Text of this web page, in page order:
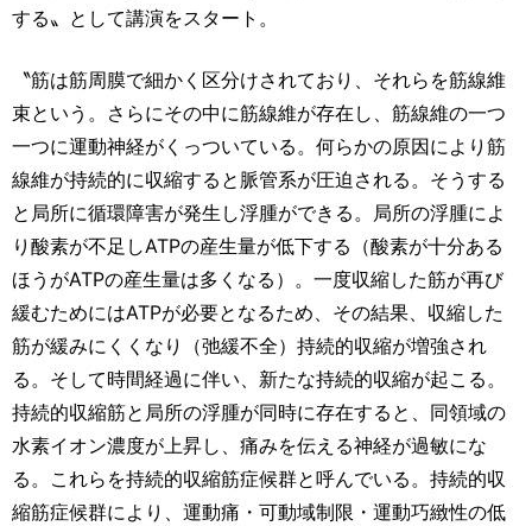
する〟として講演をスタート。
〝筋は筋周膜で細かく区分けされており、それらを筋線維
束という。さらにその中に筋線維が存在し、筋線維の一つ
一つに運動神経がくっついている。何らかの原因により筋
線維が持続的に収縮すると脈管系が圧迫される。そうする
と局所に循環障害が発生し浮腫ができる。局所の浮腫によ
り酸素が不足しATPの産生量が低下する（酸素が十分ある
ほうがATPの産生量は多くなる）。一度収縮した筋が再び
緩むためにはATPが必要となるため、その結果、収縮した
筋が緩みにくくなり（弛緩不全）持続的収縮が増強され
る。そして時間経過に伴い、新たな持続的収縮が起こる。
持続的収縮筋と局所の浮腫が同時に存在すると、同領域の
水素イオン濃度が上昇し、痛みを伝える神経が過敏にな
る。これらを持続的収縮筋症候群と呼んでいる。持続的収
縮筋症候群により、運動痛・可動域制限・運動巧緻性の低